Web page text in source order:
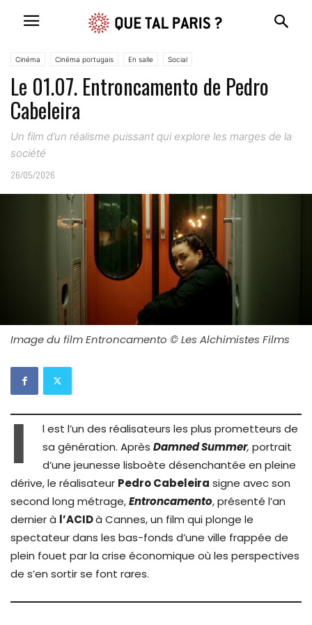
Cinéma Cinéma portugais En salle Social
Le 01.07. Entroncamento de Pedro
Cabeleira
Un film d’un réalisme puissant qui explore les marges de la
société
26/05/2026
Image du film Entroncamento © Les Alchimistes Films
I
l est l’un des réalisateurs les plus prometteurs de
sa génération. Après Damned Summer, portrait
d’une jeunesse lisboète désenchantée en pleine
dérive, le réalisateur Pedro Cabeleira signe avec son
second long métrage,Entroncamento, présenté l’an
dernier à l’ACIDà Cannes, un film qui plonge le
spectateur dans les bas-fonds d’une ville frappée de
plein fouet par la crise économique où les perspectives
de s’en sortir se font rares.